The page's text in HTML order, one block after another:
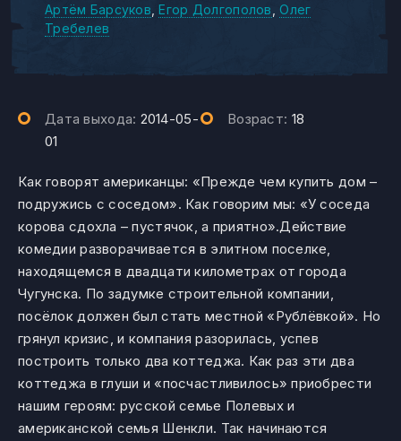
Артём Барсуков Егор Долгополов
Олег
Требелев
Дата выхода: 2014-05-
01
Возраст: 18
Как говорят американцы: «Прежде чем купить дом –
подружись с соседом». Как говорим мы: «У соседа
корова сдохла – пустячок, а приятно».Действие
комедии разворачивается в элитном поселке,
находящемся в двадцати километрах от города
Чугунска. По задумке строительной компании,
посёлок должен был стать местной «Рублёвкой». Но
грянул кризис, и компания разорилась, успев
построить только два коттеджа. Как раз эти два
коттеджа в глуши и «посчастливилось» приобрести
нашим героям: русской семье Полевых и
американской семья Шенкли. Так начинаются